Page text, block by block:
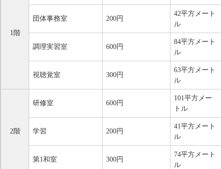
1階
団体事務室 200円
42平方メート
ル
調理実習室 600円
84平方メート
ル
視聴覚室 300円
63平方メート
ル
2階
研修室 600円
101平方メー
トル
学習 200円
41平方メート
ル
第1和室 300円
74平方メート
ル